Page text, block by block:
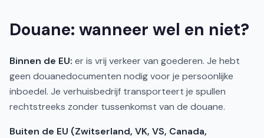
Douane: wanneer wel en niet?
Binnen de EU: er is vrij verkeer van goederen. Je hebt
geen douanedocumenten nodig voor je persoonlijke
inboedel. Je verhuisbedrijf transporteert je spullen
rechtstreeks zonder tussenkomst van de douane.
Buiten de EU (Zwitserland, VK, VS, Canada,